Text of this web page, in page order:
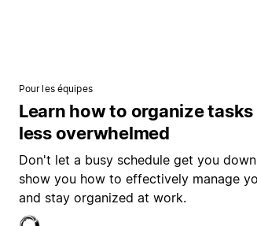
Pour les équipes
Learn how to organize tasks
less overwhelmed
Don't let a busy schedule get you
show you how to effectively manage
and stay organized at work.